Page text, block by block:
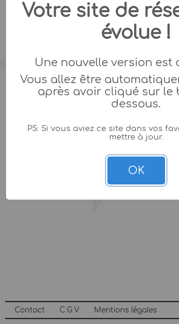
Contact C.G.V Mentions légales
Votre site de
évolue !
Une nouvelle version est
Vous allez être
après avoir cliqué sur le
dessous.
PS: Si vous aviez ce site dans vos
mettre à jour.
OK